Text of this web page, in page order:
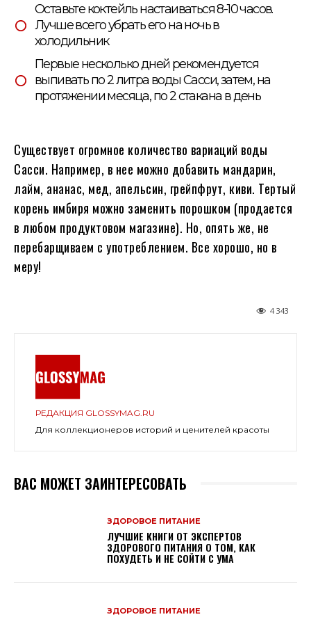
Оставьте коктейль настаиваться 8-10 часов.
Лучше всего убрать его на ночь в
холодильник
Первые несколько дней рекомендуется
выпивать по 2 литра воды Сасси, затем, на
протяжении месяца, по 2 стакана в день
Существует огромное количество вариаций воды
Сасси. Например, в нее можно добавить мандарин,
лайм, ананас, мед, апельсин, грейпфрут, киви. Тертый
корень имбиря можно заменить порошком (продается
в любом продуктовом магазине). Но, опять же, не
перебарщиваем с употреблением. Все хорошо, но в
меру!
4 343
РЕДАКЦИЯ GLOSSYMAG.RU
Для коллекционеров историй и ценителей красоты
ВАС МОЖЕТ ЗАИНТЕРЕСОВАТЬ
ЗДОРОВОЕ ПИТАНИЕ
ЛУЧШИЕ КНИГИ ОТ ЭКСПЕРТОВ
ЗДОРОВОГО ПИТАНИЯ О ТОМ, КАК
ПОХУДЕТЬ И НЕ СОЙТИ С УМА
ЗДОРОВОЕ ПИТАНИЕ